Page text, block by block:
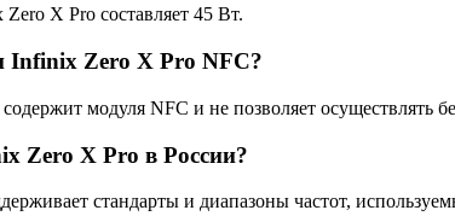
X Pro составляет 45 Вт.
Infinix Zero X Pro NFC?
модуля NFC и не позволяет осуществлять
Zero X Pro в России?
стандарты и диапазоны частот,